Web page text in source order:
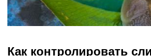
Как контролировать